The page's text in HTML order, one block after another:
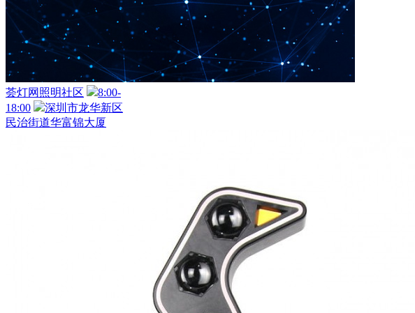
荟灯网照明社区
8:00-
18:00
深圳市龙华新区
民治街道华富锦大厦